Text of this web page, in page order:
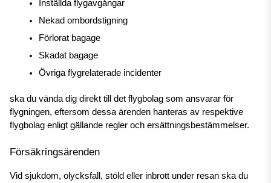
Inställda flygavgångar
Nekad ombordstigning
Förlorat bagage
Skadat bagage
Övriga flygrelaterade incidenter
ska du vända dig direkt till det flygbolag som ansvarar för
flygningen, eftersom dessa ärenden hanteras av respektive
flygbolag enligt gällande regler och ersättningsbestämmelser.
Försäkringsärenden
Vid sjukdom, olycksfall, stöld eller inbrott under resan ska du